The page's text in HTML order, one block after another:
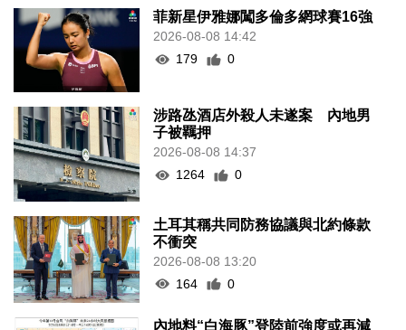
菲新星伊雅娜闖多倫多網球賽16強
2026-08-08 14:42
179
0
涉路氹酒店外殺人未遂案 內地男
子被羈押
2026-08-08 14:37
1264
0
土耳其稱共同防務協議與北約條款
不衝突
2026-08-08 13:20
164
0
內地料“白海豚”登陸前強度或再減